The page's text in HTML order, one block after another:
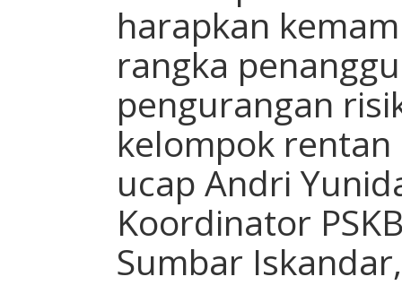
harapkan
rangka
pengurangan
kelompok
ucap Andri
Koordinator
Sumbar